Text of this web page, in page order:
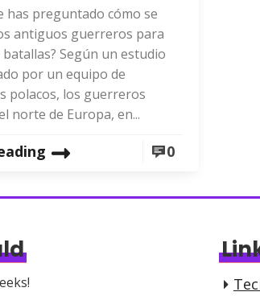
has preguntado cómo se
antiguos guerreros para
Según un estudio
por un equipo de
polacos, los guerreros
norte de Europa, en...
0